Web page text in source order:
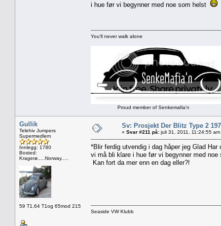
i hue før vi begynner med noe som helst
You'll never walk alone
Proud member of Senkemafia'n
Gullik
Telehiv Jumpers
Supermedlem
Innlegg: 1780
Bosted:
Kragerø.....Norway.....
59 T1,64 T1og 65mod 215
Sv: Prosjekt Der Blitz Type 2
« Svar #211 på: juli 31, 2011, 11:24:55 am
*Blir ferdig utvendig i dag håper jeg Glad
vi må bli klare i hue før vi begynner med
Kan fort da mer enn en dag eller?!
Seaside VW Klubb